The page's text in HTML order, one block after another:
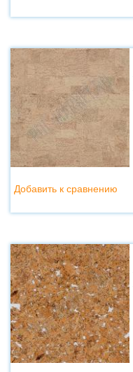
Добавить к сравнению